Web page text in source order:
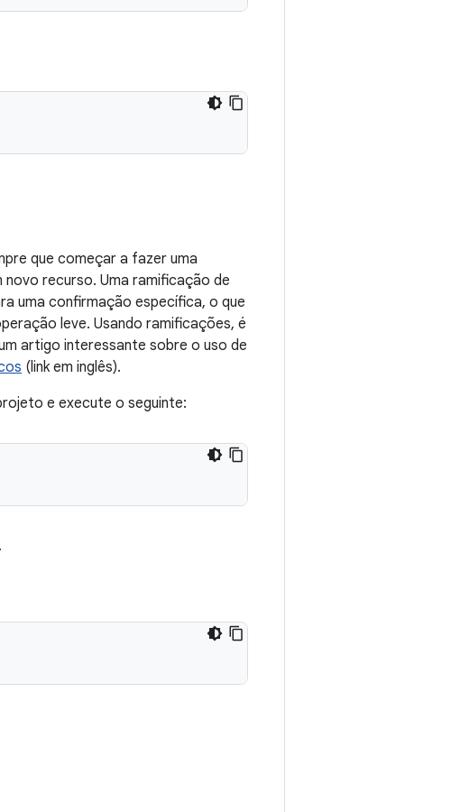
que começar a fazer uma
recurso. Uma ramificação de
uma confirmação específica, o que
leve. Usando ramificações, é
artigo interessante sobre o uso de
(link em inglês).
e execute o seguinte: